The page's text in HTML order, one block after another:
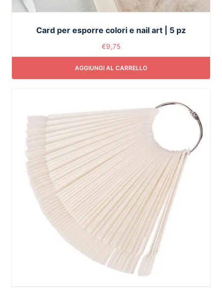
Card per esporre colori e nail art | 5 pz
€9,75
AGGIUNGI AL CARRELLO